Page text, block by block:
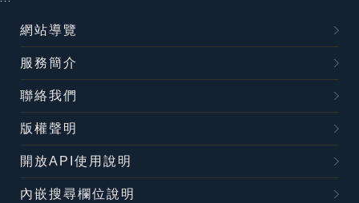
網站導覽
服務簡介
聯絡我們
版權聲明
開放API使用說明
內嵌搜尋欄位說明